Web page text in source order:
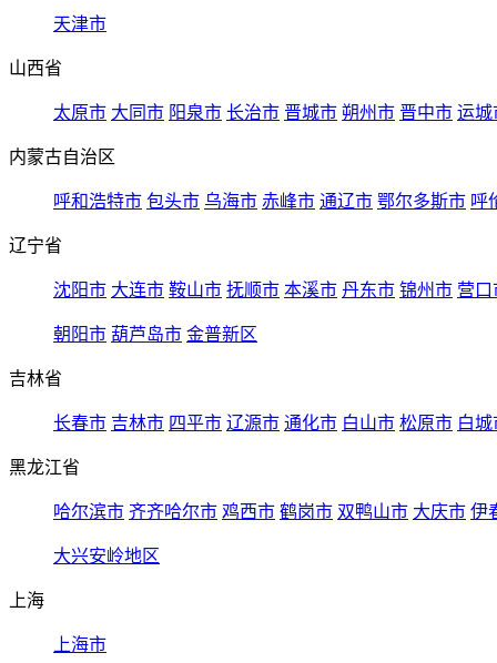
天津市
山西省
太原市 大同市 阳泉市 长治市 晋城市 朔州市 晋中市 运城
内蒙古自治区
呼和浩特市 包头市 乌海市 赤峰市 通辽市 鄂尔多斯市 呼
辽宁省
沈阳市 大连市 鞍山市 抚顺市 本溪市 丹东市 锦州市 营口
朝阳市 葫芦岛市 金普新区
吉林省
长春市 吉林市 四平市 辽源市 通化市 白山市 松原市 白城
黑龙江省
哈尔滨市 齐齐哈尔市 鸡西市 鹤岗市 双鸭山市 大庆市 伊
大兴安岭地区
上海
上海市